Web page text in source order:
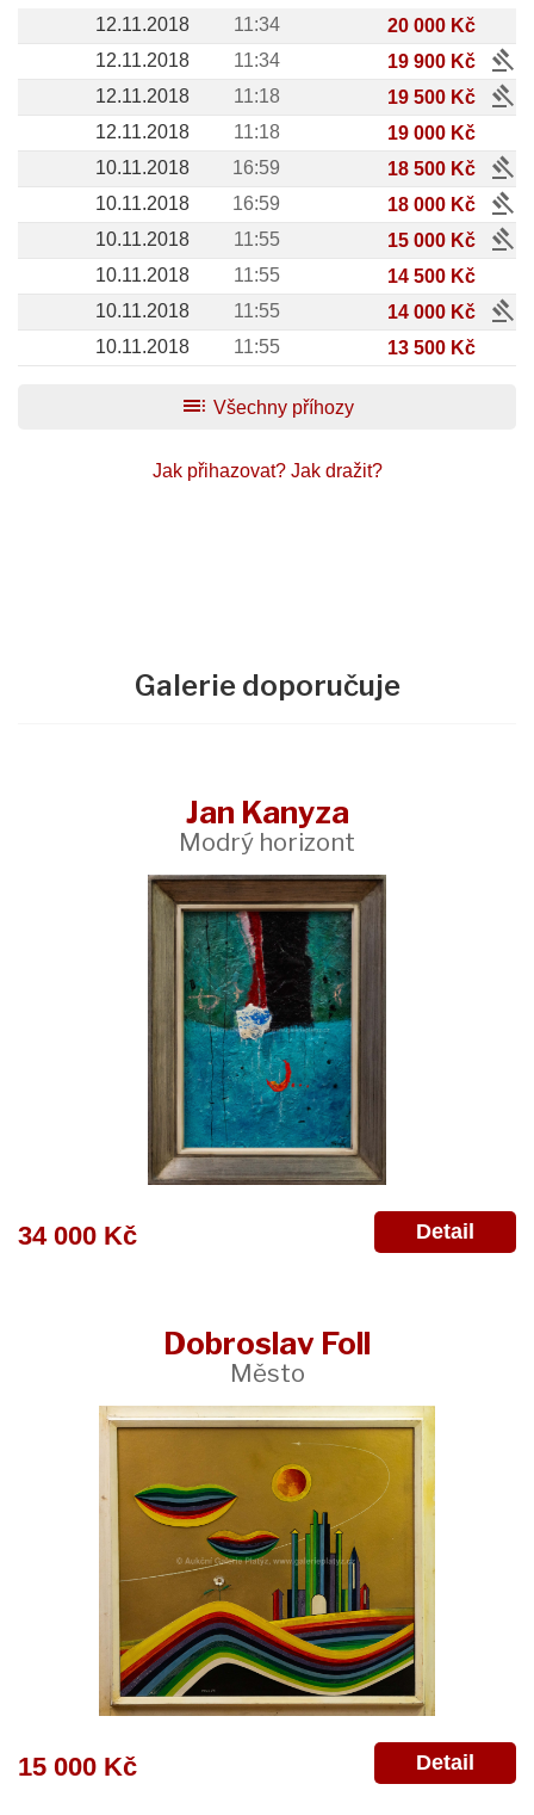
12.11.2018 11:34
20 000 Kč
12.11.2018
11:34 19 900 Kč gavel
12.11.2018 11:18 19 500 Kč gavel
12.11.2018 11:18
19 000 Kč
10.11.2018
16:59 18 500 Kč gavel
10.11.2018 16:59 18 000 Kč gavel
10.11.2018 11:55 15 000 Kč gavel
10.11.2018 11:55
14 500 Kč
10.11.2018
11:55 14 000 Kč gavel
10.11.2018 11:55 13 500 Kč
toc Všechny příhozy
Jak přihazovat? Jak dražit?
Galerie doporučuje
Jan Kanyza
Modrý horizont
34 000 Kč Detail
Dobroslav Foll
Město
15 000 Kč Detail